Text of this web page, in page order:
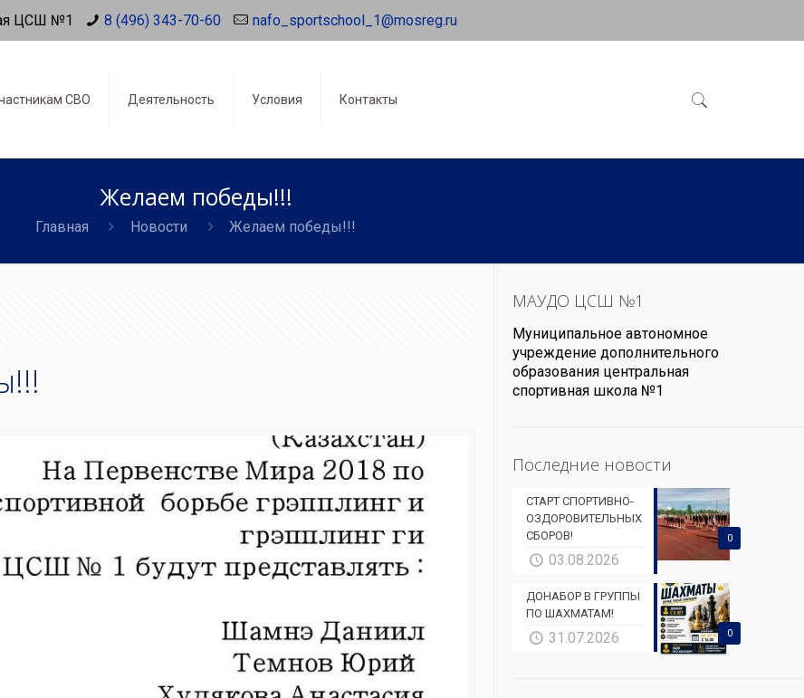
ЦСШ №1 8 (496) 343-70-60 nafo_sportschool_1@mosreg.ru
СВО Деятельность Условия Контакты
Желаем победы!!!
Главная Новости Желаем победы!!!
МАУДО ЦСШ №1
Муниципальное автономное
учреждение дополнительного
образования центральная
спортивная школа №1
Последние новости
0
СТАРТ СПОРТИВНО-
ОЗДОРОВИТЕЛЬНЫХ
СБОРОВ!
03.08.2026
0
ДОНАБОР В ГРУППЫ
ПО ШАХМАТАМ!
31.07.2026